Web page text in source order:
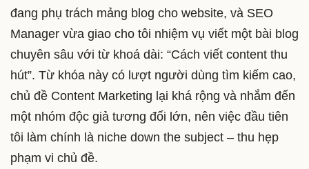
đang phụ trách mảng blog cho website, và SEO
Manager vừa giao cho tôi nhiệm vụ viết một bài blog
chuyên sâu với từ khoá dài: “Cách viết content thu
hút”. Từ khóa này có lượt người dùng tìm kiếm cao,
chủ đề Content Marketing lại khá rộng và nhắm đến
một nhóm độc giả tương đối lớn, nên việc đầu tiên
tôi làm chính là niche down the subject – thu hẹp
phạm vi chủ đề.